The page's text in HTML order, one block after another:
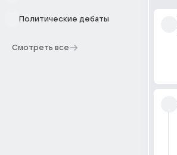
Политические дебаты
Смотреть все